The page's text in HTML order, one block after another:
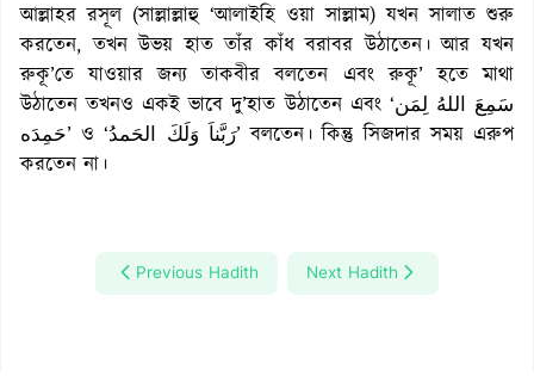
আল্লাহর রসূল (সাল্লাল্লাহু ‘আলাইহি ওয়া সাল্লাম) যখন সালাত শুরু
করতেন, তখন উভয় হাত তাঁর কাঁধ বরাবর উঠাতেন। আর যখন
রুকূ’তে যাওয়ার জন্য তাকবীর বলতেন এবং রুকূ’ হতে মাথা
উঠাতেন তখনও একই ভাবে দু’হাত উঠাতেন এবং ‘سَمِعَ اللهُ لِمَن
حَمِدَه’ ও ‘رَبَّناَ وَلَكَ الحَمدُ’ বলতেন। কিন্তু সিজদার সময় এরুপ
করতেন না।
Previous Hadith Next Hadith